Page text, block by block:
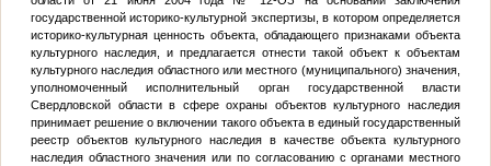
государственной историко-культурной экспертизы, в котором определяется
историко-культурная ценность объекта, обладающего признаками объекта
культурного наследия, и предлагается отнести такой объект к объектам
культурного наследия областного или местного (муниципального) значения,
уполномоченный исполнительный орган государственной власти
Свердловской области в сфере охраны объектов культурного наследия
принимает решение о включении такого объекта в единый государственный
реестр объектов культурного наследия в качестве объекта культурного
наследия областного значения или по согласованию с органами местного